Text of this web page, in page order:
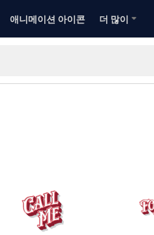
애니메이션 아이콘 더 많이